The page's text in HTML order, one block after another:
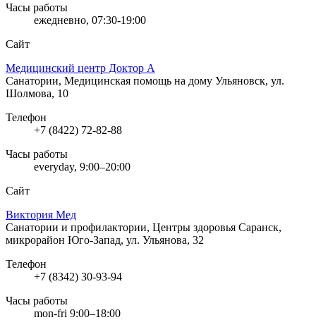
Часы работы
ежедневно, 07:30-19:00
Сайт
Медицинский центр Доктор А
Санатории, Медицинская помощь на дому Ульяновск, ул.
Шолмова, 10
Телефон
+7 (8422) 72-82-88
Часы работы
everyday, 9:00–20:00
Сайт
Виктория Мед
Санатории и профилактории, Центры здоровья Саранск,
микрорайон Юго-Запад, ул. Ульянова, 32
Телефон
+7 (8342) 30-93-94
Часы работы
mon-fri 9:00–18:00